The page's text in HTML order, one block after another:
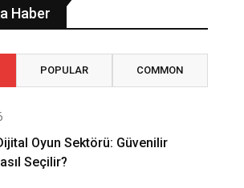
Haber
POPULAR COMMON
Oyun Sektörü: Güvenilir
Seçilir?